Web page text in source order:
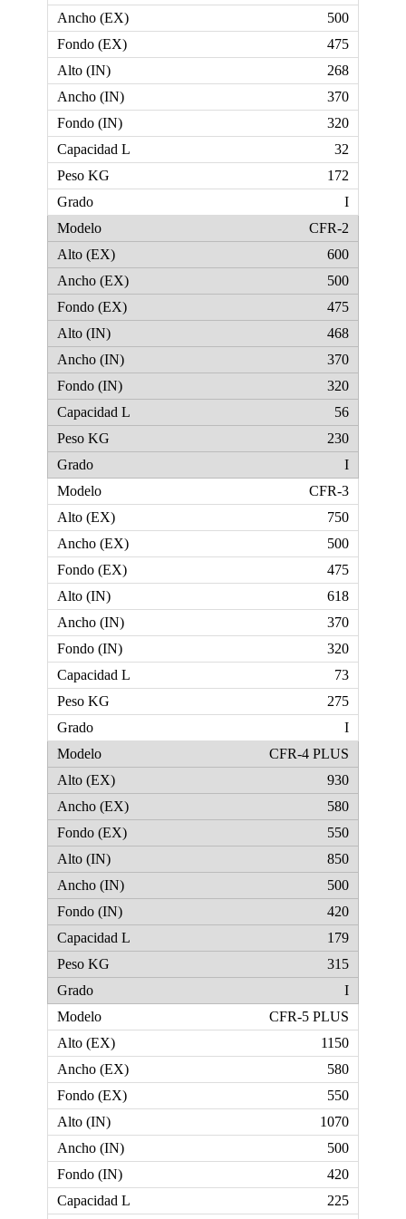
500
475
268
370
320
32
172
I
CFR-2
600
500
475
468
370
320
56
230
I
CFR-3
750
500
475
618
370
320
73
275
I
CFR-4 PLUS
930
580
550
850
500
420
179
315
I
CFR-5 PLUS
1150
580
550
1070
500
420
225